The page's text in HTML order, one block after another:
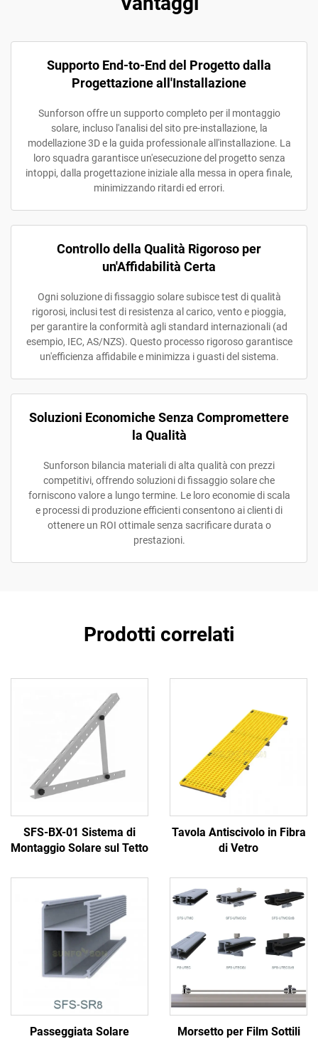
Supporto End-to-End del Progetto dalla
Progettazione all'Installazione
Sunforson offre un supporto completo per il montaggio
solare, incluso l'analisi del sito pre-installazione, la
modellazione 3D e la guida professionale all'installazione. La
loro squadra garantisce un'esecuzione del progetto senza
intoppi, dalla progettazione iniziale alla messa in opera finale,
minimizzando ritardi ed errori.
Controllo della Qualità Rigoroso per
un'Affidabilità Certa
Ogni soluzione di fissaggio solare subisce test di qualità
rigorosi, inclusi test di resistenza al carico, vento e pioggia,
per garantire la conformità agli standard internazionali (ad
esempio, IEC, AS/NZS). Questo processo rigoroso garantisce
un'efficienza affidabile e minimizza i guasti del sistema.
Soluzioni Economiche Senza Compromettere
la Qualità
Sunforson bilancia materiali di alta qualità con prezzi
competitivi, offrendo soluzioni di fissaggio solare che
forniscono valore a lungo termine. Le loro economie di scala
e processi di produzione efficienti consentono ai clienti di
ottenere un ROI ottimale senza sacrificare durata o
prestazioni.
Prodotti correlati
SFS-BX-01 Sistema di
Montaggio Solare sul Tetto
Tavola Antiscivolo in Fibra
di Vetro
Passeggiata Solare
Morsetto per Film Sottili